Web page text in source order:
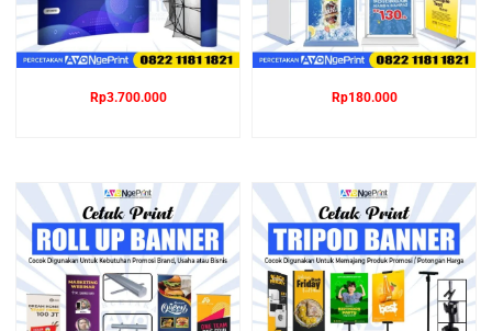
Rp3.700.000 Rp180.000